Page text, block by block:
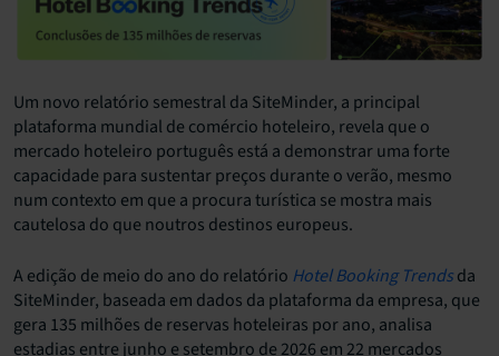
Um novo relatório semestral da SiteMinder, a principal
plataforma mundial de comércio hoteleiro, revela que o
mercado hoteleiro português está a demonstrar uma forte
capacidade para sustentar preços durante o verão, mesmo
num contexto em que a procura turística se mostra mais
cautelosa do que noutros destinos europeus.
A edição de meio do ano do relatório Hotel Booking Trendsda
SiteMinder, baseada em dados da plataforma da empresa, que
gera 135 milhões de reservas hoteleiras por ano, analisa
estadias entre junho e setembro de 2026 em 22 mercados